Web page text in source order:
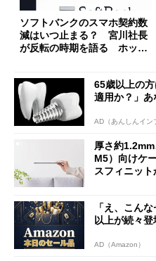
ソフトバンクのスマホ契約数
減はいつ止まる？ 宮川社長
が反転の時期を語る ホッピ
65歳以上の
適用か？」
AD（あんしんイン
厚さ約
M5）向けケ
スフィニット
「え、こん
以上が続々
AD（Amazon）